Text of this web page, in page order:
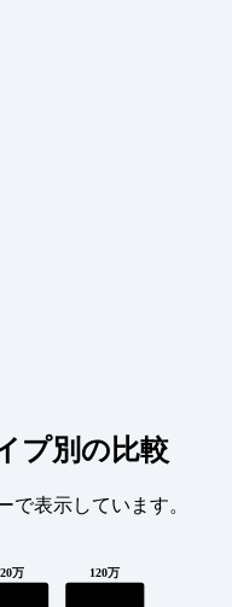
プ別の比較
で表示しています。
万 120万